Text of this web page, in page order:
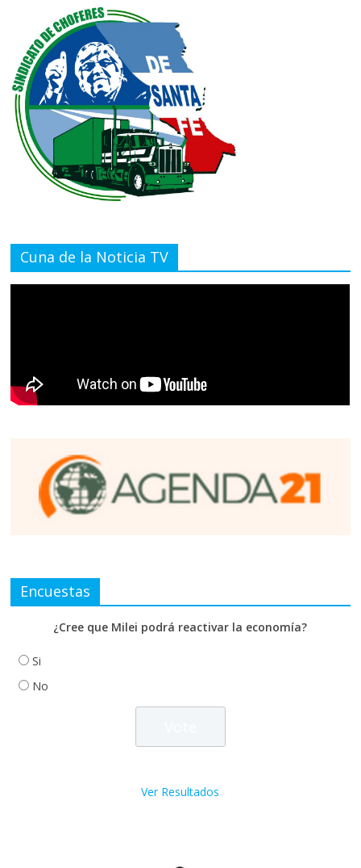
Cuna de la Noticia TV
Encuestas
¿Cree que Milei podrá reactivar la economía?
Si
No
Ver Resultados